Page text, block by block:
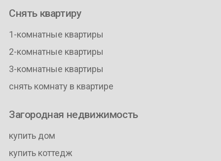
Снять квартиру
1-комнатные квартиры
2-комнатные квартиры
3-комнатные квартиры
снять комнату в квартире
Загородная недвижимость
купить дом
купить коттедж